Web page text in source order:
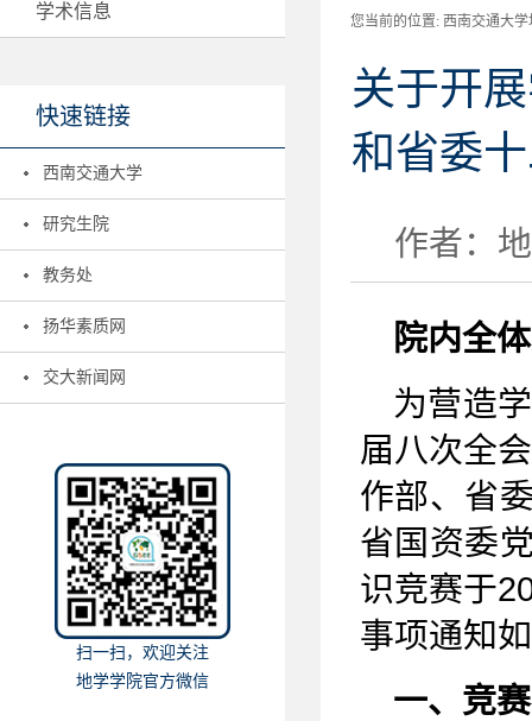
学术信息
快速链接
西南交通大学
研究生院
教务处
扬华素质网
交大新闻网
扫一扫，欢迎关注
地学学院官方微信
您当前的位置: 西南交通大
关于开
和省委
作者：
院内全
为营造
届八次全
作部、省
省国资委
识竞赛于
事项通知
一、竞